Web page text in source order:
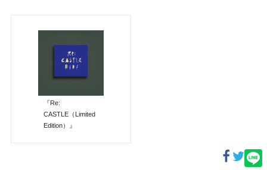
『Re:
CASTLE（Limited
Edition）』